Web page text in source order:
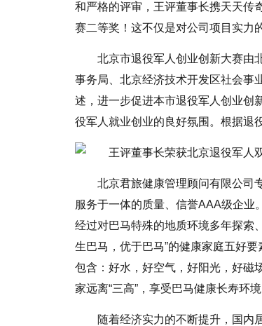
和严格的评审，王评董事长携天天传
赛二等奖！这不仅是对公司项目实力
北京市退役军人创业创新大赛由
事务局、北京经济技术开发区社会事
述，进一步促进本市退役军人创业创
役军人就业创业的良好氛围。根据退
北京君旅健康管理顾问有限公司
服务于一体的质量、信誉AAA级企业
经过对巴马特殊的地质环境多年探索
生巴马，优于巴马”的健康家庭五好
包含：好水，好空气，好阳光，好磁
家远离“三高”，享受巴马健康长寿环境
随着经济实力的不断提升，国内